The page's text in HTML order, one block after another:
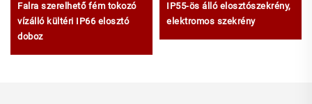
Falra szerelhető fém tokozó
vízálló kültéri IP66 elosztó
doboz
IP55-ös álló elosztószekrény,
elektromos szekrény